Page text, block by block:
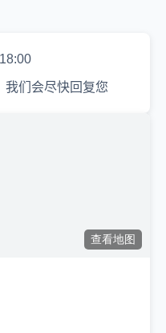
我们会尽快回复您